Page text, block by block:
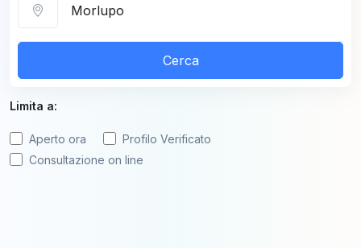
Cerca
Limita a:
Aperto ora
Profilo Verificato
Consultazione on line